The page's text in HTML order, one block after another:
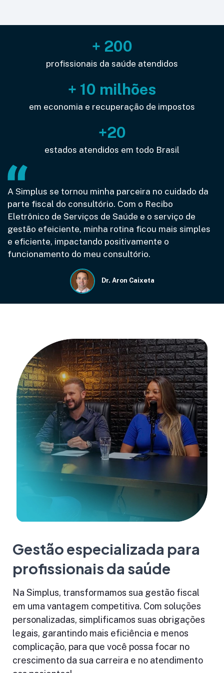
+ 200
profissionais da saúde atendidos
+ 10 milhões
em economia e recuperação de impostos
+20
estados atendidos em todo Brasil
A Simplus se tornou minha parceira no cuidado da
parte fiscal do consultório. Com o Recibo
Eletrônico de Serviços de Saúde e o serviço de
gestão efeiciente, minha rotina ficou mais simples
e eficiente, impactando positivamente o
funcionamento do meu consultório.
Dr. Aron Caixeta
Gestão especializada para
profissionais da saúde
Na Simplus, transformamos sua gestão fiscal
em uma vantagem competitiva. Com soluções
personalizadas, simplificamos suas obrigações
legais, garantindo mais eficiência e menos
complicação, para que você possa focar no
crescimento da sua carreira e no atendimento